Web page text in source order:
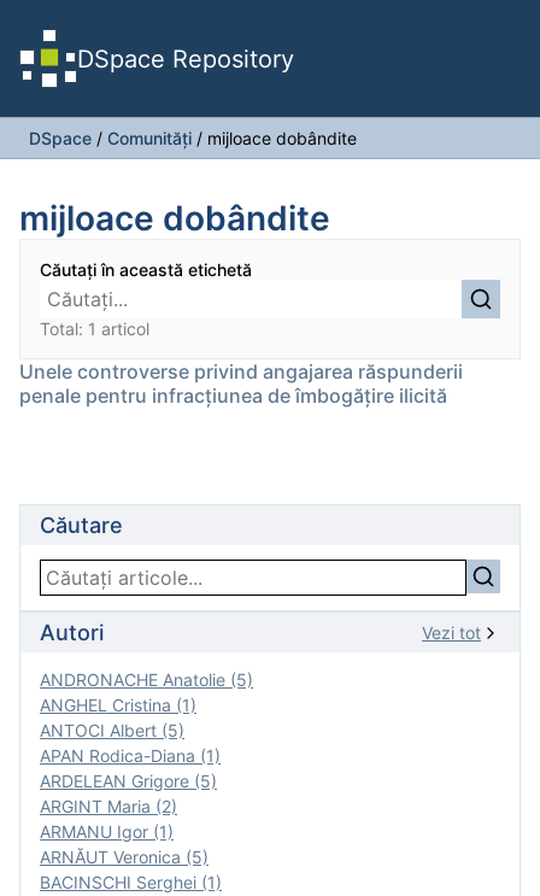
DSpace Repository
DSpace / Comunități / mijloace dobândite
mijloace dobândite
Căutați în această etichetă
Total: 1 articol
Unele controverse privind angajarea răspunderii
penale pentru infracțiunea de îmbogățire ilicită
Căutare
Autori Vezi tot
ANDRONACHE Anatolie (5)
ANGHEL Cristina (1)
ANTOCI Albert (5)
APAN Rodica-Diana (1)
ARDELEAN Grigore (5)
ARGINT Maria (2)
ARMANU Igor (1)
ARNĂUT Veronica (5)
BACINSCHI Serghei (1)